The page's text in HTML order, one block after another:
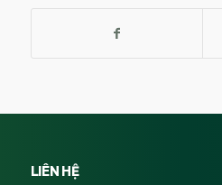
LIÊN HỆ